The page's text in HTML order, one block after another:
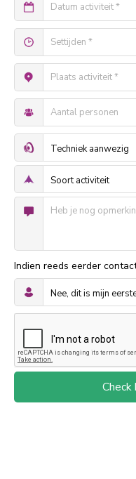
Indien reeds eerder
Check